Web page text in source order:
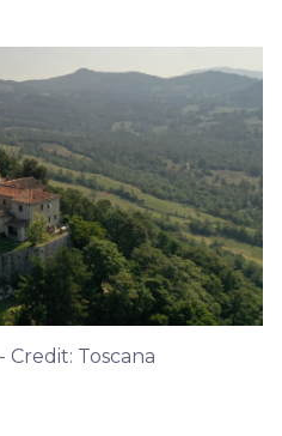
Credit: Toscana